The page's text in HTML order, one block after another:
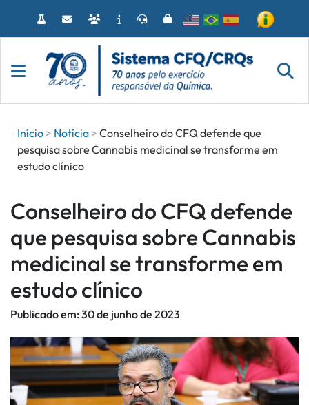
o
Início
Notícia
Conselheiro do CFQ defende que
pesquisa sobre Cannabis medicinal se transforme em
estudo clínico
Conselheiro do CFQ defende
que pesquisa sobre Cannabis
medicinal se transforme em
estudo clínico
Publicado em:30 de junho de 2023